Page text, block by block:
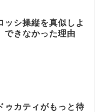
ッシ操縦を真似しよ
できなかった理由
ゥカティがもっと待